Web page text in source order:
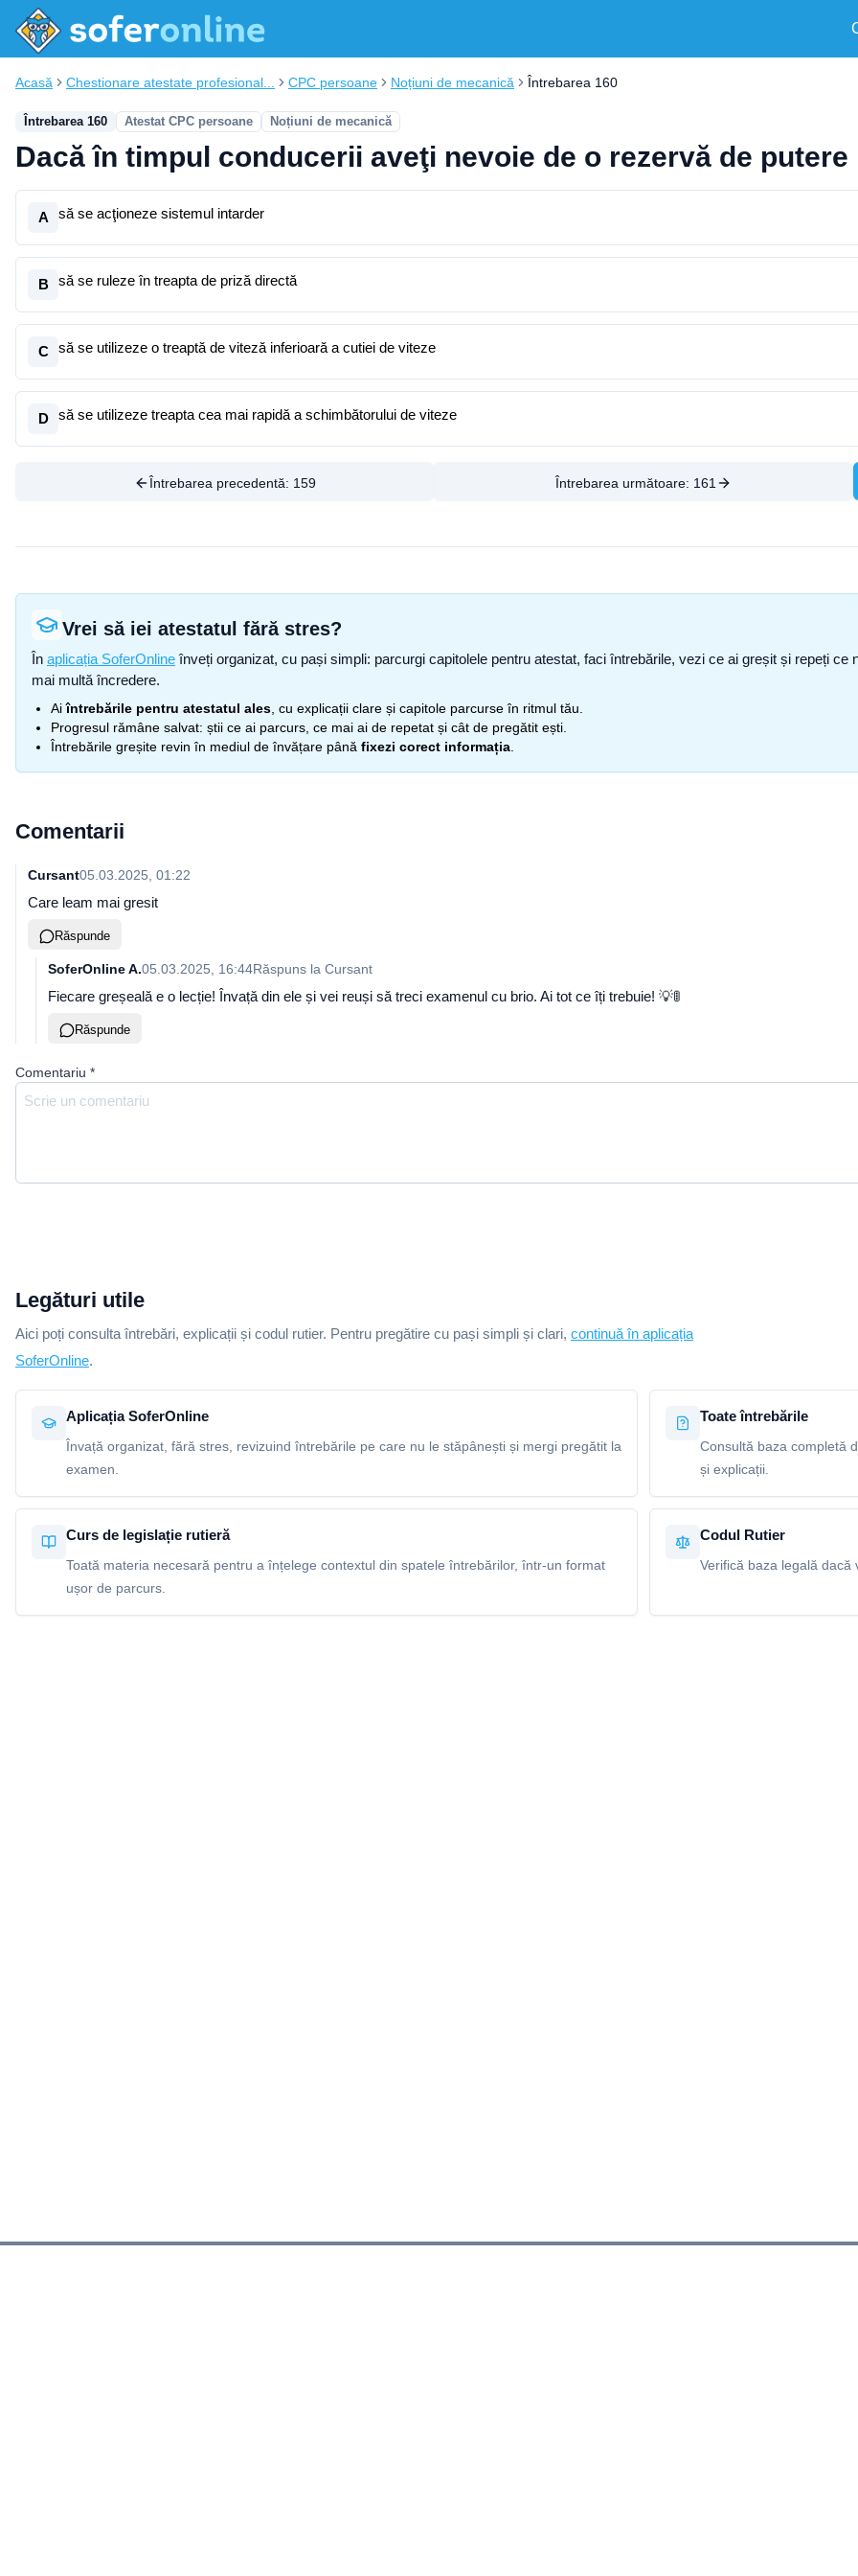
Acasă Chestionare atestate profesional... CPC persoane Noțiuni de mecanică Întrebarea 160
Întrebarea 160 Atestat CPC persoane Noțiuni de mecanică
Dacă în timpul conducerii aveţi nevoie de o rezervă de
A să se acţioneze sistemul intarder
B să se ruleze în treapta de priză directă
C să se utilizeze o treaptă de viteză inferioară a cutiei de viteze
D să se utilizeze treapta cea mai rapidă a schimbătorului de viteze
Întrebarea precedentă: 159 Întrebarea următoare: 161
Vrei să iei atestatul fără stres?
În aplicația SoferOnline înveți organizat, cu pași simpli: parcurgi capitolele pentru atestat, faci întrebările, vezi ce ai greșit și repeți
mai multă încredere.
Aiîntrebările pentru atestatul ales , cu explicații clare și capitole parcurse în ritmul tău.
Progresul rămâne salvat: știi ce ai parcurs, ce mai ai de repetat și cât de pregătit ești.
Întrebările greșite revin în mediul de învățare până fixezi corect informația
Comentarii
Cursant05.03.2025, 01:22
Care leam mai gresit
Răspunde
SoferOnline A.05.03.2025, 16:44Răspuns la Cursant
Fiecare greșeală e o lecție! Învață din ele și vei reuși să treci examenul cu brio. Ai tot ce îți trebuie! 💡🚦
Răspunde
Comentariu *
Legături utile
Aici poți consulta întrebări, explicații și codul rutier. Pentru pregătire cu pași simpli și clari, continuă în aplicația
SoferOnline.
Aplicația SoferOnline
Învață organizat, fără stres, revizuind întrebările pe care nu le stăpânești și mergi pregătit la
examen.
Toate întrebările
Consultă baza completă
și explicații.
Curs de legislație rutieră
Toată materia necesară pentru a înțelege contextul din spatele întrebărilor, într-un format
ușor de parcurs.
Codul Rutier
Verifică baza legală dacă